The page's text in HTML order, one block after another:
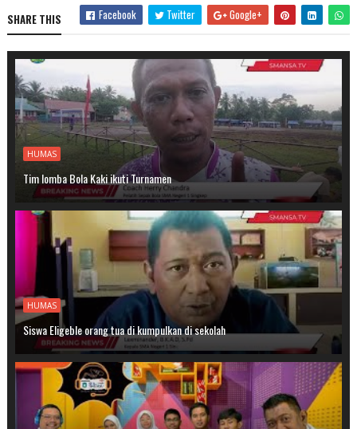
SHARE THIS Facebook Twitter Google+
HUMAS
Tim lomba Bola Kaki ikuti Turnamen
HUMAS
Siswa Eligeble orang tua di kumpulkan di sekolah